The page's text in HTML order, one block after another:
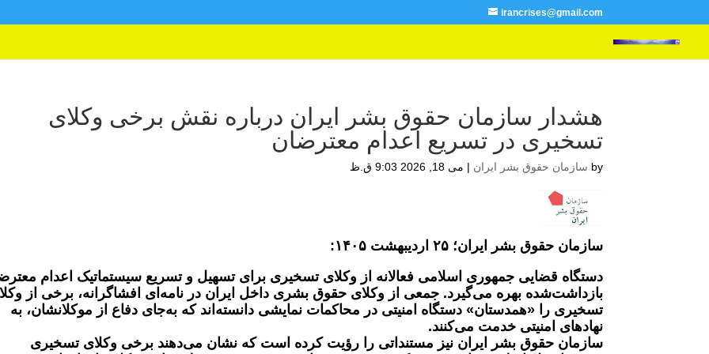
irancrises@gmail.com
هشدار سازمان حقوق بشر ایران درباره نقش برخی وکلای
تسخیری در تسریع اعدام معترضان
by سازمان حقوق بشر ایران | می 18, 2026 9:03 ق.ظ
سازمان حقوق بشر ایران؛ ۲۵ اردیبهشت ۱۴۰۵:
دستگاه قضایی جمهوری اسلامی فعالانه از وکلای تسخیری برای تسهیل و تسریع سیستماتیک اعدام
بازداشت‌شده بهره می‌گیرد. جمعی از وکلای حقوق بشری داخل ایران در نامه‌ای افشاگرانه‌، برخی از
تسخیری را «همدستان» دستگاه امنیتی در محاکمات نمایشی دانسته‌اند که به‌جای دفاع از موکلانشان، به
نهادهای امنیتی خدمت می‌کنند.
سازمان حقوق بشر ایران نیز مستنداتی را رؤیت کرده‌ است که نشان می‌دهند برخی وکلای تسخیری